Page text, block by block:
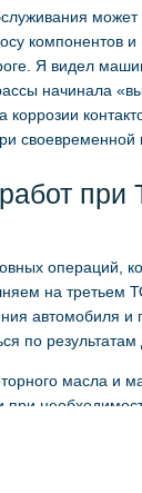
может
компонентов
Я видел
начинала
коррозии
своевременной
операций,
на третьем
автомобиля и
по результатам
масла и
при